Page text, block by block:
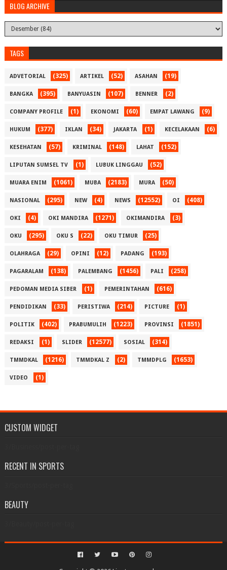
BLOG ARCHIVE
TAGS
ADVETORIAL (325) ARTIKEL (52) ASAHAN (19)
BANGKA (395) BANYUASIN (107) BENNER (2)
COMPANY PROFILE (1) EKONOMI (60) EMPAT LAWANG (9)
HUKUM (377) IKLAN (34) JAKARTA (1) KECELAKAAN (6)
KESEHATAN (57) KRIMINAL (148) LAHAT (152)
LIPUTAN SUMSEL TV (1) LUBUK LINGGAU (52)
MUARA ENIM (1061) MUBA (2183) MURA (50)
NASIONAL (295) NEW (4) NEWS (12552) OI (408)
OKI (4) OKI MANDIRA (1271) OKIMANDIRA (3)
OKU (295) OKU S (22) OKU TIMUR (25)
OLAHRAGA (29) OPINI (12) PADANG (193)
PAGARALAM (138) PALEMBANG (1456) PALI (258)
PEDOMAN MEDIA SIBER (1) PEMERINTAHAN (616)
PENDIDIKAN (33) PERISTIWA (214) PICTURE (1)
POLITIK (402) PRABUMULIH (1223) PROVINSI (1851)
REDAKSI (1) SLIDER (12577) SOSIAL (314)
TMMDKAL (1216) TMMDKAL Z (2) TMMDPLG (1653)
VIDEO (1)
CUSTOM WIDGET
RECENT IN SPORTS
BEAUTY